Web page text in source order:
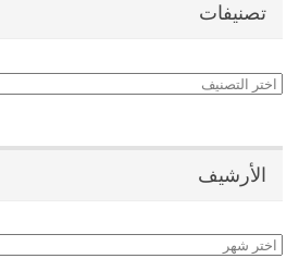
تصنيفات
تصنيفات
الأرشيف
الأرشيف